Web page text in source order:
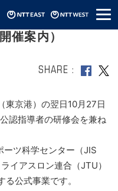
メ
ニ
ンポジウム（兼：
催案内）
SHARE
東京港）の翌日10月27日
認指導者の研修会を兼ね
ツ科学センター（JIS
イアスロン連合（JTU）
公式事業です。